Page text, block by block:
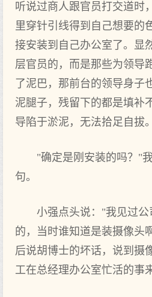
听说过商人跟官员打交道时
里穿针引线得到自己想要的
接安装到自己办公室了。显
层官员的，而是那些为领导
了泥巴，那前台的领导身子
泥腿子，残留下的都是填补
导陷于淤泥，无法拾足自拔。
"确定是刚安装的吗？"
句。
小强点头说："我见过
的，当时谁知道是装摄像头
后说胡博士的坏话，说到摄
工在总经理办公室忙活的事